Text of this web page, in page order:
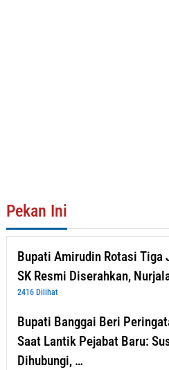
Pekan Ini
Bupati Amirudin Rotasi Tiga
SK Resmi Diserahkan,
2416 Dilihat
Bupati Banggai Beri
Saat Lantik Pejabat Baru:
Dihubungi, …